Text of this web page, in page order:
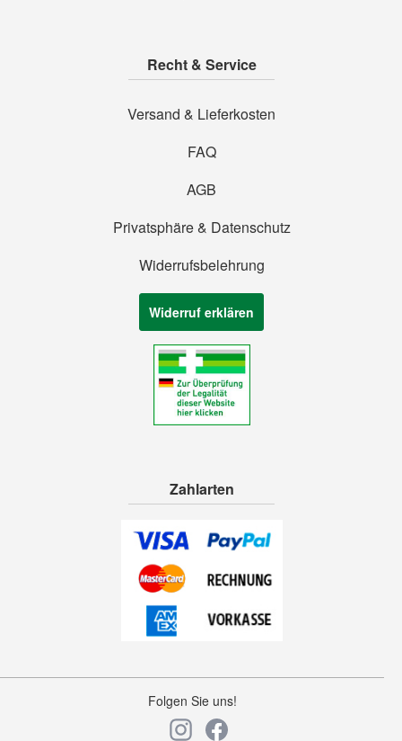
Recht & Service
Versand & Lieferkosten
FAQ
AGB
Privatsphäre & Datenschutz
Widerrufsbelehrung
Widerruf erklären
Zahlarten
Folgen Sie uns!